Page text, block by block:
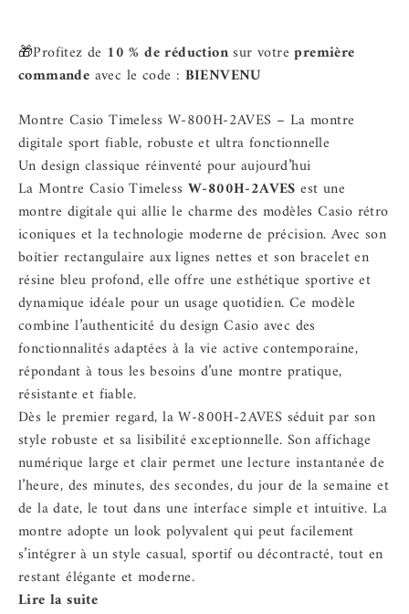
🎁Profitez de 10 % de réductionsur votrepremière
commande avec le code : BIENVENU
Montre Casio Timeless W‑800H‑2AVES – La montre
digitale sport fiable, robuste et ultra fonctionnelle
Un design classique réinventé pour aujourd’hui
La Montre Casio Timeless W‑800H‑2AVES est une
montre digitale qui allie le charme des modèles Casio rétro
iconiques et la technologie moderne de précision. Avec son
boîtier rectangulaire aux lignes nettes et son bracelet en
résine bleu profond, elle offre une esthétique sportive et
dynamique idéale pour un usage quotidien. Ce modèle
combine l’authenticité du design Casio avec des
fonctionnalités adaptées à la vie active contemporaine,
répondant à tous les besoins d’une montre pratique,
résistante et fiable.
Dès le premier regard, la W‑800H‑2AVES séduit par son
style robuste et sa lisibilité exceptionnelle. Son affichage
numérique large et clair permet une lecture instantanée de
l’heure, des minutes, des secondes, du jour de la semaine et
de la date, le tout dans une interface simple et intuitive. La
montre adopte un look polyvalent qui peut facilement
s’intégrer à un style casual, sportif ou décontracté, tout en
restant élégante et moderne.
Lire la suite